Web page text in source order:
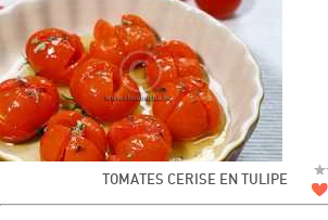
TOMATES CERISE EN TULIPE